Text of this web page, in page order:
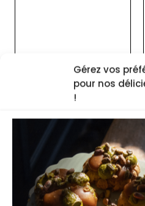
Gérez vos
pour nos
!
Accédez à
Pour voir cette
autres,
la plus